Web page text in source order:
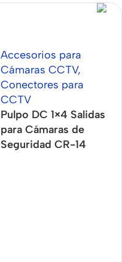
Accesorios para
Cámaras CCTV,
Conectores para
CCTV
Pulpo DC 1×4 Salidas
para Cámaras de
Seguridad CR-14